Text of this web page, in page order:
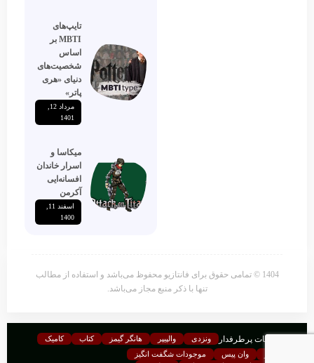
تایپ‌های
MBTI بر
اساس
شخصیت‌های
دنیای «هری
پاتر»
1401
میکاسا و
اسرار خاندان
افسانه‌ایی
آکرمن
1400
1404 © تمامی حقوق برای فانتازیو محفوظ می‌باشد و استفاده از مطالب
تنها با ذکر منبع مجاز می‌باشد.
موضوعات پرطرفدار ونزدی والپیپر هانگر گیمز کتاب
کامیک
وان پیس
موجودات شگفت انگیز